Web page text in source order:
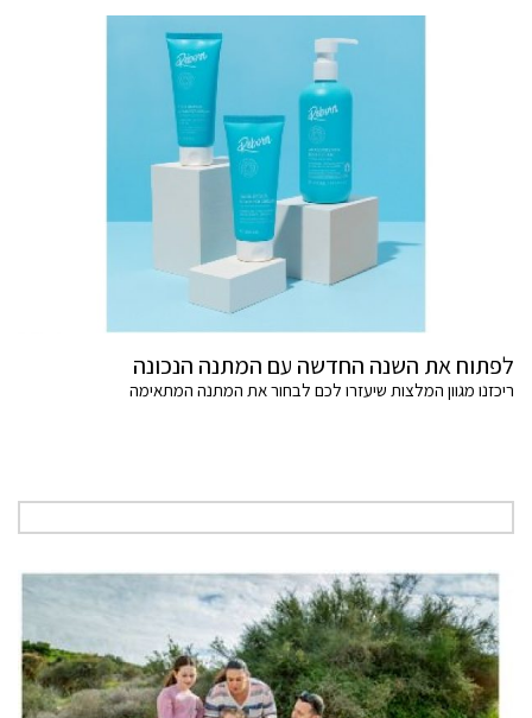
לפתוח את השנה החדשה עם המתנה הנכונה
ריכזנו מגוון המלצות שיעזרו לכם לבחור את המתנה המתאימה